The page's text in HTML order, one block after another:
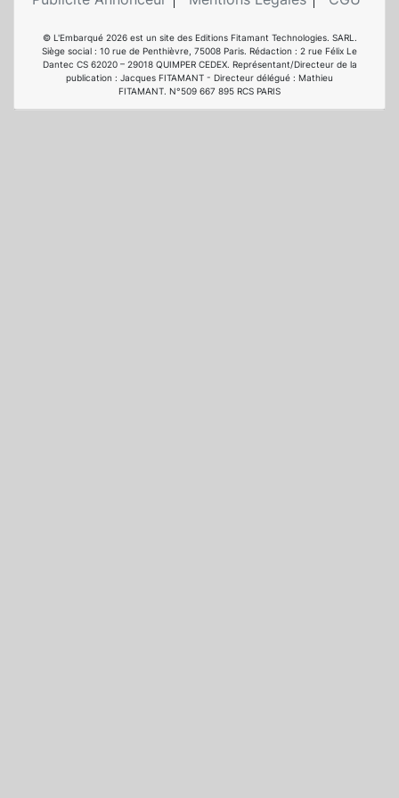
© L'Embarqué 2026 est un site des Editions Fitamant Technologies. SARL.
Siège social : 10 rue de Penthièvre, 75008 Paris. Rédaction : 2 rue Félix Le
Dantec CS 62020 – 29018 QUIMPER CEDEX. Représentant/Directeur de la
publication : Jacques FITAMANT - Directeur délégué : Mathieu
FITAMANT. N°509 667 895 RCS PARIS